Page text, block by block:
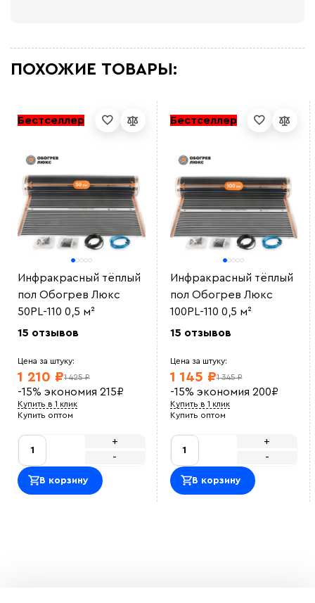
ПОХОЖИЕ ТОВАРЫ:
Бестселлер
Инфракрасный тёплый
пол Обогрев Люкс
50PL-110 0,5 м²
15 отзывов
Цена за штуку:
1 425 ₽
1 210 ₽
-15% экономия 215₽
Купить в 1 клик
Купить оптом
-
+
В корзину
Бестселлер
Инфракрасный тёплый
пол Обогрев Люкс
100PL-110 0,5 м²
15 отзывов
Цена за штуку:
1 345 ₽
1 145 ₽
-15% экономия 200₽
Купить в 1 клик
Купить оптом
-
+
В корзину